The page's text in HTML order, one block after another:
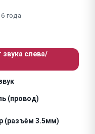
года
слева/
(провод)
(разъём 3.5мм)